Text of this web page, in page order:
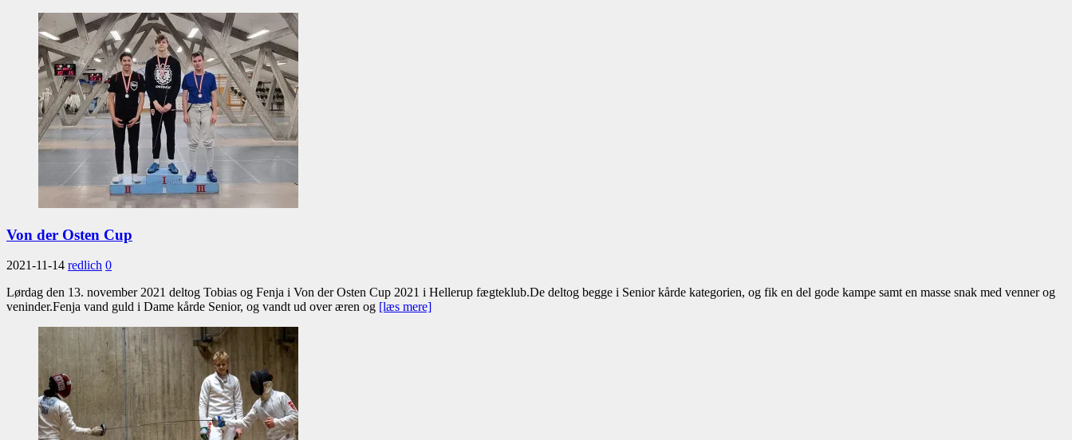
Von der Osten Cup
2021-11-14 redlich 0
Lørdag den 13. november 2021 deltog Tobias og Fenja i Von der Osten Cup 2021 i Hellerup fægteklub.De deltog begge i Senior kårde kategorien, og fik en del gode kampe samt en masse snak med venner og
veninder.Fenja vand guld i Dame kårde Senior, og vandt ud over æren og [læs mere]